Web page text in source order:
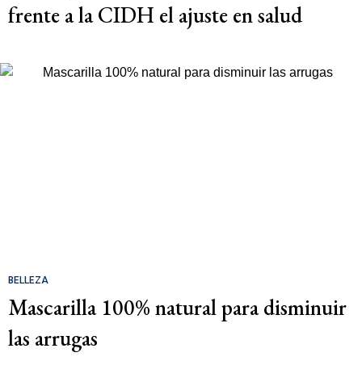
frente a la CIDH el ajuste en salud
BELLEZA
Mascarilla 100% natural para disminuir
las arrugas